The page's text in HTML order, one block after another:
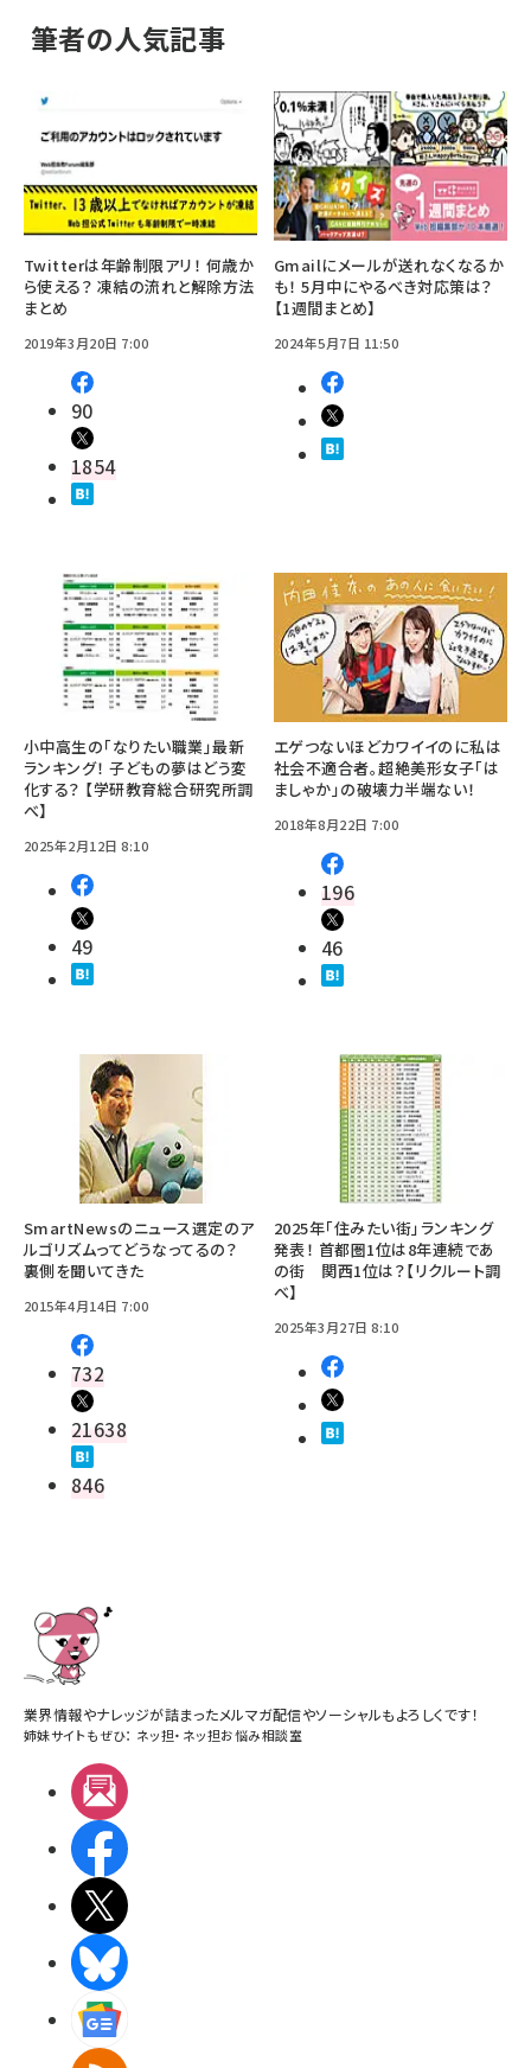
筆者の人気記事
Twitterは年齢制限アリ！ 何歳か
ら使える？ 凍結の流れと解除方法
まとめ
2019年3月20日 7:00
90
1854
Gmailにメールが送れなくなるか
も！ 5月中にやるべき対応策は？
【1週間まとめ】
2024年5月7日 11:50
小中高生の「なりたい職業」最新
ランキング！ 子どもの夢はどう変
化する？ 【学研教育総合研究所調
べ】
2025年2月12日 8:10
49
エゲつないほどカワイイのに私は
社会不適合者。超絶美形女子「は
ましゃか」の破壊力半端ない！
2018年8月22日 7:00
196
46
SmartNewsのニュース選定のア
ルゴリズムってどうなってるの？
裏側を聞いてきた
2015年4月14日 7:00
732
21638
846
2025年「住みたい街」ランキング
発表！ 首都圏1位は8年連続であ
の街 関西1位は？【リクルート調
べ】
2025年3月27日 8:10
業界情報やナレッジが詰まったメルマガ配信やソーシャルもよろしくです！
姉妹サイトもぜひ： ネッ担・ ネッ担お悩み相談室